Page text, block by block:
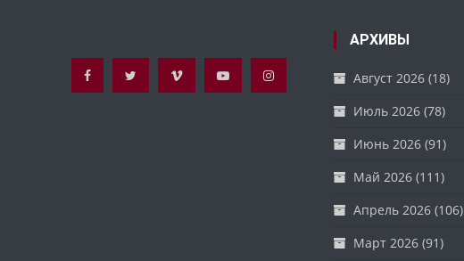
АРХИВЫ
Август 2026(18)
Июль 2026(78)
Июнь 2026(91)
Май 2026(111)
Апрель 2026(106)
Март 2026(91)